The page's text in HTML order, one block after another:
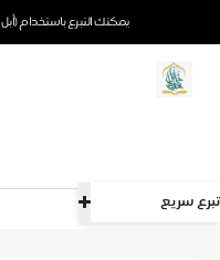
يمكنك التبرع باستخدام
تبرع سريع
الرئيسية حاسبة الزكاة